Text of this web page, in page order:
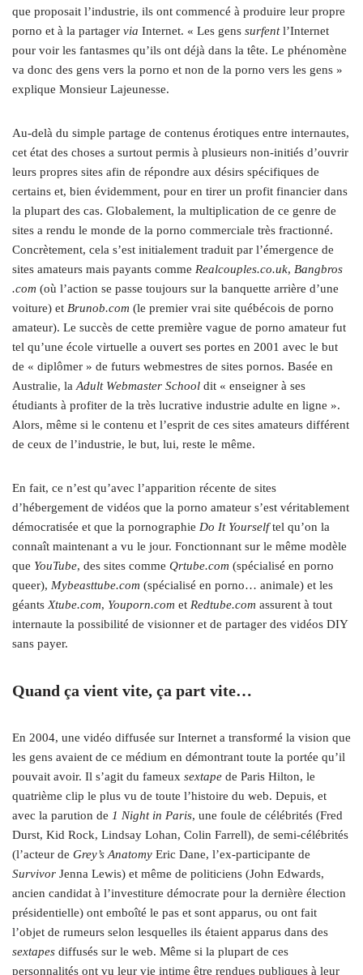
que proposait l’industrie, ils ont commencé à produire leur propre
porno et à la partager via Internet. « Les gens surfentl’Internet
pour voir les fantasmes qu’ils ont déjà dans la tête. Le phénomène
va donc des gens vers la porno et non de la porno vers les gens »
explique Monsieur Lajeunesse.
Au-delà du simple partage de contenus érotiques entre internautes,
cet état des choses a surtout permis à plusieurs non-initiés d’ouvrir
leurs propres sites afin de répondre aux désirs spécifiques de
certains et, bien évidemment, pour en tirer un profit financier dans
la plupart des cas. Globalement, la multiplication de ce genre de
sites a rendu le monde de la porno commerciale très fractionné.
Concrètement, cela s’est initialement traduit par l’émergence de
sites amateurs mais payants comme Realcouples​.co​.uk, Bangbros​
.com (où l’action se passe toujours sur la banquette arrière d’une
voiture) et Brunob​.com (le premier vrai site québécois de porno
amateur). Le succès de cette première vague de porno amateur fut
tel qu’une école virtuelle a ouvert ses portes en 2001 avec le but
de « diplômer » de futurs webmestres de sites pornos. Basée en
Australie, la Adult Webmaster School dit « enseigner à ses
étudiants à profiter de la très lucrative industrie adulte en ligne ».
Alors, même si le contenu et l’esprit de ces sites amateurs différent
de ceux de l’industrie, le but, lui, reste le même.
En fait, ce n’est qu’avec l’apparition récente de sites
d’hébergement de vidéos que la porno amateur s’est véritablement
démocratisée et que la pornographie Do It Yourselftel qu’on la
connaît maintenant a vu le jour. Fonctionnant sur le même modèle
que YouTube, des sites comme Qrtube​.com (spécialisé en porno
queer), Mybeasttube​.com (spécialisé en porno… animale) et les
géants Xtube​.com, Youporn​.com et Redtube​.com assurent à tout
internaute la possibilité de visionner et de partager des vidéos DIY
sans payer.
Quand ça vient vite, ça part vite…
En 2004, une vidéo diffusée sur Internet a transformé la vision que
les gens avaient de ce médium en démontrant toute la portée qu’il
pouvait avoir. Il s’agit du fameux sextape de Paris Hilton, le
quatrième clip le plus vu de toute l’histoire du web. Depuis, et
avec la parution de 1 Night in Paris, une foule de célébrités (Fred
Durst, Kid Rock, Lindsay Lohan, Colin Farrell), de semi-célébrités
(l’acteur de Grey’s Anatomy Eric Dane, l’ex-participante de
Survivor Jenna Lewis) et même de politiciens (John Edwards,
ancien candidat à l’investiture démocrate pour la dernière élection
présidentielle) ont emboîté le pas et sont apparus, ou ont fait
l’objet de rumeurs selon lesquelles ils étaient apparus dans des
sextapes diffusés sur le web. Même si la plupart de ces
personnalités ont vu leur vie intime être rendues publiques à leur